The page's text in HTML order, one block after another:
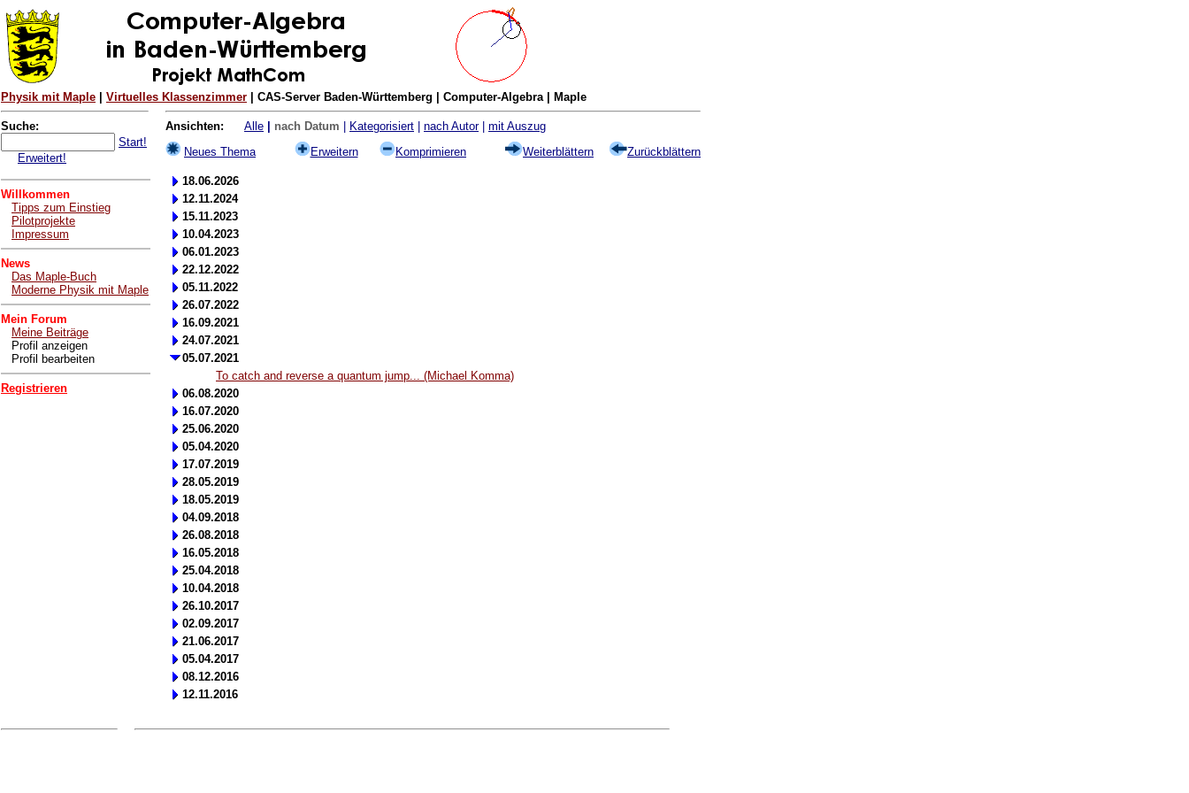
Physik mit Maple Virtuelles Klassenzimmer | CAS-Server Baden-Württemberg | Computer-Algebra | Maple
Suche:
Start!
Erweitert!
Willkommen
Tipps zum Einstieg
Pilotprojekte
Impressum
News
Das Maple-Buch
Moderne Physik mit Maple
Mein Forum
Meine Beiträge
Profil anzeigen
Profil bearbeiten
Registrieren
Ansichten: Alle nach Datum Kategorisiert nach Autor| mit Auszug
Neues Thema
Erweitern Komprimieren Weiterblättern Zurückblättern
18.06.2026
12.11.2024
15.11.2023
10.04.2023
06.01.2023
22.12.2022
05.11.2022
26.07.2022
16.09.2021
24.07.2021
05.07.2021
To catch and reverse a quantum jump... (Michael Komma)
06.08.2020
16.07.2020
25.06.2020
05.04.2020
17.07.2019
28.05.2019
18.05.2019
04.09.2018
26.08.2018
16.05.2018
25.04.2018
10.04.2018
26.10.2017
02.09.2017
21.06.2017
05.04.2017
08.12.2016
12.11.2016